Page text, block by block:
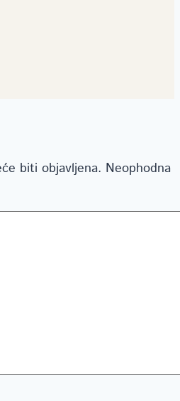
biti objavljena. Neophodna